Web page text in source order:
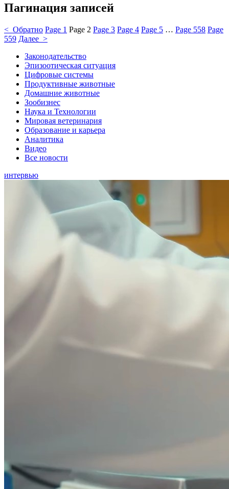
Пагинация записей
< Обратно Page 1 Page 2 Page 3 Page 4 Page 5 … Page 558 Page
559 Далее >
Законодательство
Эпизоотическая ситуация
Цифровые системы
Продуктивные животные
Домашние животные
Зообизнес
Наука и Технологии
Мировая ветеринария
Образование и карьера
Аналитика
Видео
Все новости
интервью